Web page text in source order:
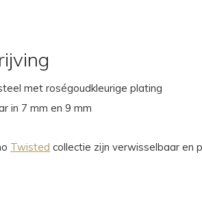
met roségoudkleurige plating
in 7 mm en 9 mm
Twisted collectie zijn verwisselbaar en